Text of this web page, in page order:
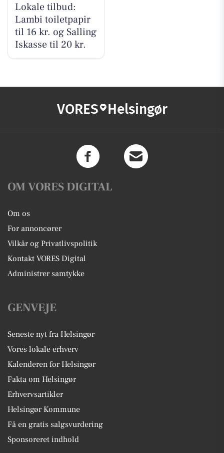
Lokale tilbud:
Lambi toiletpapir
til 16 kr. og Salling
Iskasse til 20 kr.
VORES Helsingør
OM VORES DIGITAL
Om os
For annoncører
Vilkår og Privatlivspolitik
Kontakt VORES Digital
Administrer samtykke
GENVEJE
Seneste nyt fra Helsingør
Vores lokale erhverv
Kalenderen for Helsingør
Fakta om Helsingør
Erhvervsartikler
Helsingør Kommune
Få en gratis salgsvurdering
Sponsoreret indhold